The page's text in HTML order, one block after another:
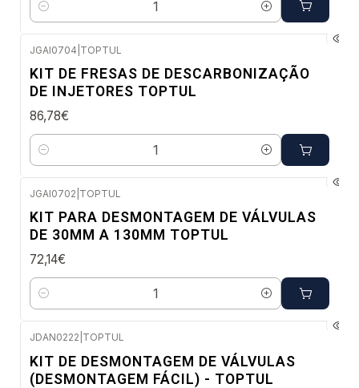
Quantidade
JGAI0704 TOPTUL
KIT DE FRESAS DE DESCARBONIZAÇÃO
DE INJETORES TOPTUL
86,78€
Quantidade
JGAI0702 TOPTUL
KIT PARA DESMONTAGEM DE VÁLVULAS
DE 30MM A 130MM TOPTUL
72,14€
Quantidade
JDAN0222 TOPTUL
KIT DE DESMONTAGEM DE VÁLVULAS
(DESMONTAGEM FÁCIL) - TOPTUL